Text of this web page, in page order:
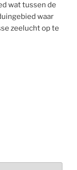
wat tussen de
waar
zeelucht op te